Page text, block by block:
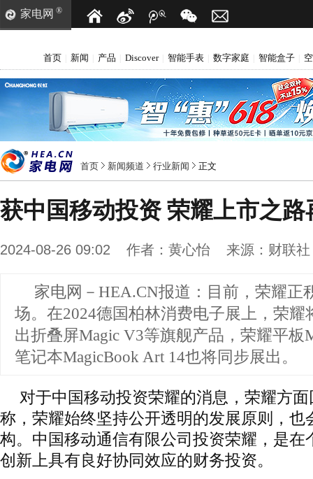
家电网 ®
首页 新闻 产品 Discover 智能手表 数字家庭 智能盒子
首页 新闻频道 行业新闻 正文
获中国移动投资 荣耀上市之路
2024-08-26 09:02 作者： 黄心怡 来源： 财联社
家电网－HEA.CN报道： 目前，荣耀正
场。在2024德国柏林消费电子展上，荣耀
出折叠屏Magic V3等旗舰产品，荣耀平板
笔记本MagicBook Art 14也将同步展出。
对于中国移动投资荣耀的消息，荣耀方
称，荣耀始终坚持公开透明的发展原则，也
构。中国移动通信有限公司投资荣耀，是在
创新上具有良好协同效应的财务投资。